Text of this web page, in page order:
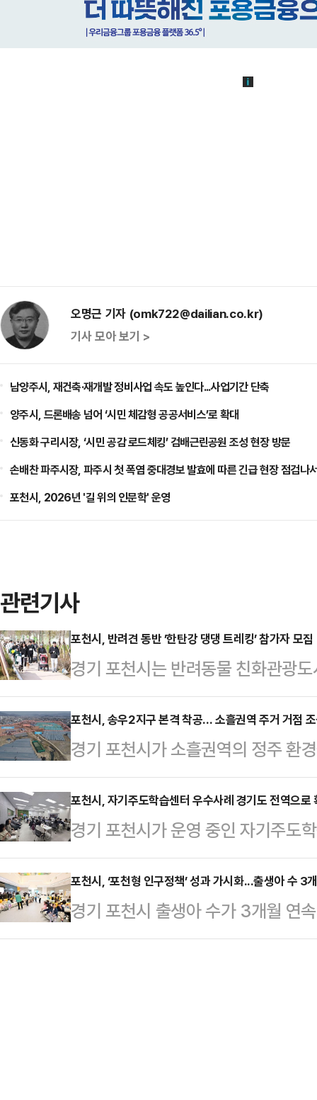
오명근 기자 (omk722@dailian.co.kr)
기사 모아 보기 >
남양주시, 재건축·재개발 정비사업 속도 높인다...사업기간 단축
양주시, 드론배송 넘어 ‘시민 체감형 공공서비스’로 확대
신동화 구리시장, ‘시민 공감 로드체킹’ 검배근린공원 조성 현장 방문
손배찬 파주시장, 파주시 첫 폭염 중대경보 발효에 따른 긴급 현장 점검나
포천시, 2026년 '길 위의 인문학' 운영
관련기사
포천시, 반려견 동반 ’한탄강 댕댕 트레킹’ 참가자 모집
경기 포천시는 반려동물 친화관광
트레킹’ 참가자를 모집한다고 밝혔
을 걸으며 즐기는 체험형 관광 콘텐
반려동물 동반 관광의 매력을 체감
월 2일 한탄강생태경관단지 내 메
을 거쳐 돌아오는 2.5km 왕복 코스
은 1시간 30분 내외다.KBS ‘개는
가 이웅종 소…
포천시, 송우2지구 본격 착공… 소흘권역 주거 거점
경기 포천시가 소흘권역의 정주 환
추진 중인 ‘포천송우2 공공지원 민
구)’ 조성 사업이 올 상반기 착공에
시공사인 진흥기업㈜이 지난 3월
착공계를 제출함에 따라, 관련 행정
격적인 공사에 들어간다고 밝혔다.
내용과 행정지원, 광역철도 역세
포천시의 맞춤형 행정 지원…
포천시, 자기주도학습센터 우수사례 경기도 전역으로
경기 포천시가 운영 중인 자기주도
례로 꼽히는 등 경기도 전역으로 확
14일, 경기도교육청 주관 '2026 자
흘읍 두런두런에 위치한 포천형 이
됐다고 밝혔다.이번 설명회는 교육
포천시, ‘포천형 인구정책’ 성과 가시화...출생아 수 3
경기 포천시 출생아 수가 3개월 연
가시화되고 있다. 최근 포천시에서